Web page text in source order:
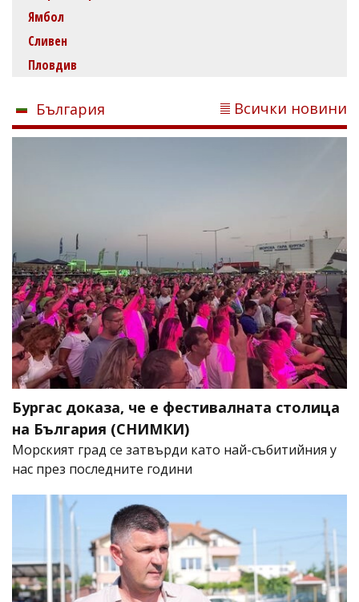
Ямбол
Сливен
Пловдив
България Всички новини
Бургас доказа, че е фестивалната столица
на България (СНИМКИ)
Морският град се затвърди като най-събитийния у
нас през последните години